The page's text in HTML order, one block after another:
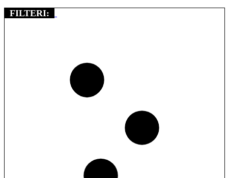
FILTERI: